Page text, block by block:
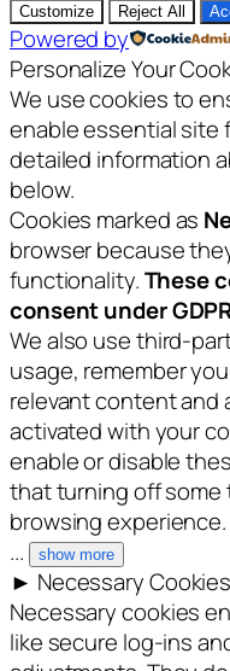
Customize Reject All
Powered by
Personalize Your
We use cookies to
enable essential site
detailed information
below.
Cookies marked as
browser because
functionality.These
consent under
We also use third-
usage, remember
relevant content and
activated with your
enable or disable
that turning off some
browsing experience.
...
show more
► Necessary Cookies
Necessary cookies
like secure log-ins